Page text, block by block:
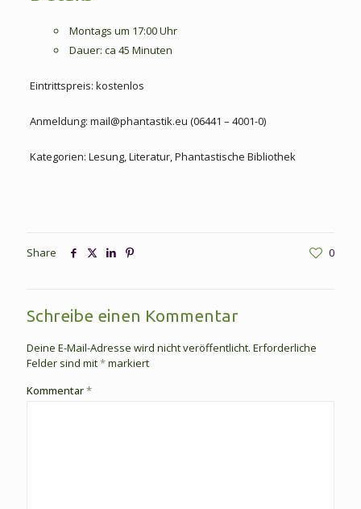
Montags um 17:00 Uhr
Dauer: ca 45 Minuten
Eintrittspreis: kostenlos
Anmeldung: mail@phantastik.eu (06441 – 4001-0)
Kategorien: Lesung, Literatur, Phantastische Bibliothek
Share 0
Schreibe einen Kommentar
Deine E-Mail-Adresse wird nicht veröffentlicht. Erforderliche
Felder sind mit*markiert
Kommentar*